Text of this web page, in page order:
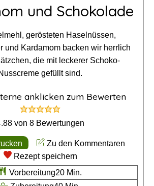
und Schokolade
gerösteten Haselnüssen,
und Kardamom backen wir herrlich
die mit leckerer Schoko-
gefüllt sind.
anklicken zum Bewerten
von 8Bewertungen
Zu den Kommentaren
Rezept speichern
Vorbereitung20Minuten
Min.